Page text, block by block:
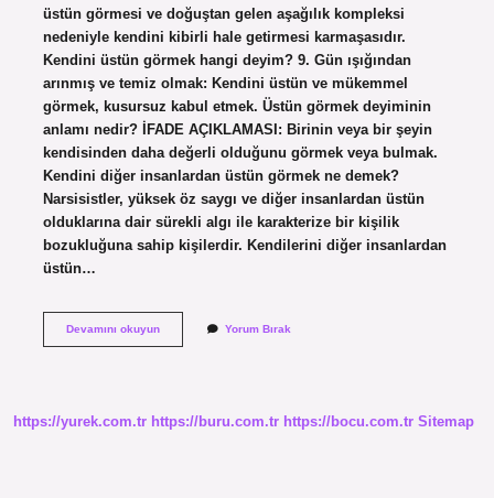
üstün görmesi ve doğuştan gelen aşağılık kompleksi
nedeniyle kendini kibirli hale getirmesi karmaşasıdır.
Kendini üstün görmek hangi deyim? 9. Gün ışığından
arınmış ve temiz olmak: Kendini üstün ve mükemmel
görmek, kusursuz kabul etmek. Üstün görmek deyiminin
anlamı nedir? İFADE AÇIKLAMASI: Birinin veya bir şeyin
kendisinden daha değerli olduğunu görmek veya bulmak.
Kendini diğer insanlardan üstün görmek ne demek?
Narsisistler, yüksek öz saygı ve diğer insanlardan üstün
olduklarına dair sürekli algı ile karakterize bir kişilik
bozukluğuna sahip kişilerdir. Kendilerini diğer insanlardan
üstün…
Devamını okuyunKendini
Yorum Bırak
https://yurek.com.tr https://buru.com.tr https://bocu.com.tr Sitemap